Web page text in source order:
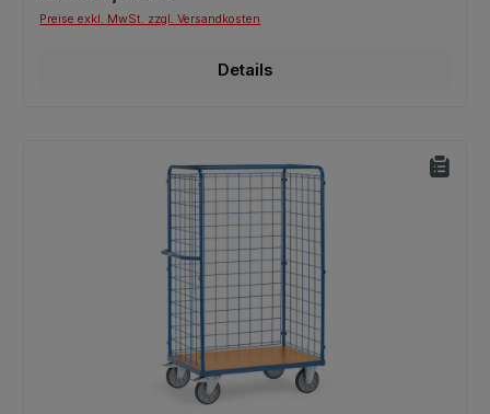
Preise exkl. MwSt. zzgl. Versandkosten
Details